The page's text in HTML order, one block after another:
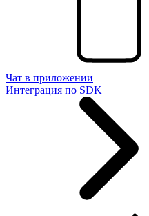
Чат в приложении
Интеграция по SDK